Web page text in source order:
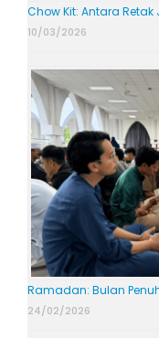
Chow Kit: Antara Retak
10/03/2026
Ramadan: Bulan
24/02/2026